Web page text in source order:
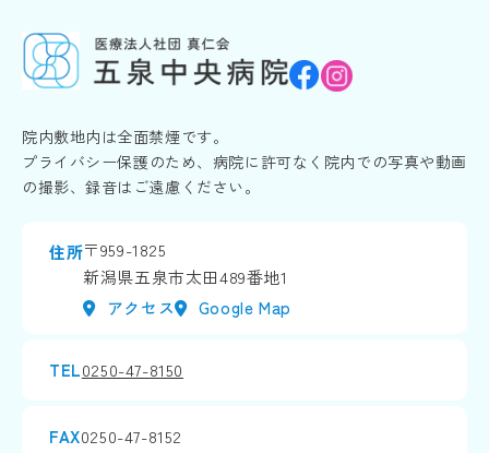
院内敷地内は全面禁煙です。
プライバシー保護のため、病院に許可なく院内での写真や動画
の撮影、録音はご遠慮ください。
住所〒959-1825
新潟県五泉市太田489番地1
アクセス
Google Map
TEL0250-47-8150
FAX0250-47-8152